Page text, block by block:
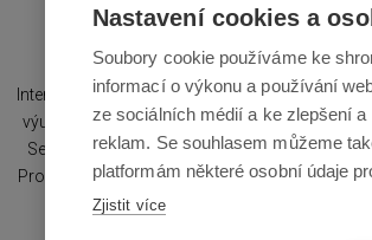
Loti-Bot
Interaktivní hračka, Atraktivní nástroj pro
výuku programování, Mobilní aplikace,
Senzory reagující na okolní prostředí,
Programovatelné diody, Pro děti od 8 let
Nastavení cookies a
Soubory cookie používáme ke
informací o výkonu a používání
ze sociálních médií a ke zlepšení
reklam. Se souhlasem můžeme
platformám některé osobní údaje
Zjistit více